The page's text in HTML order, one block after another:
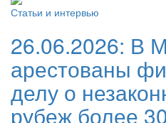
Статьи и интервью
26.06.2026: В
арестованы
делу о
рубеж более